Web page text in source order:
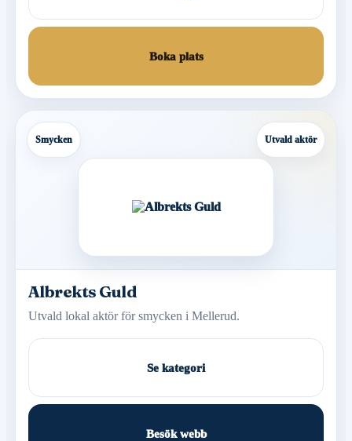
Boka plats
Smycken Utvald aktör
Albrekts Guld
Utvald lokal aktör för smycken i Mellerud.
Se kategori
Besök webb